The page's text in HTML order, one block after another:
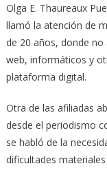
Olga E. Thaureaux
llamó la atención de
de 20 años, donde
web, informáticos y
plataforma digital.
Otra de las afiliadas
desde el periodismo
se habló de la
dificultades